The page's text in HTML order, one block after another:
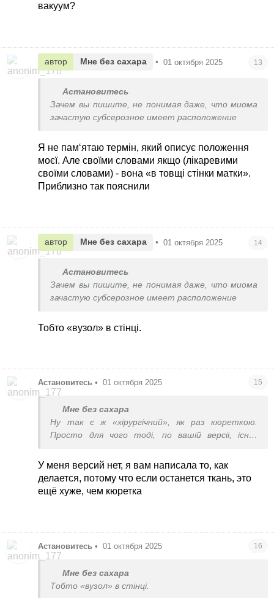
вакуум?
автор Мне без сахара • 01 октября 2025 13
Астановитесь
Зачем вы пишите, не понимая даже, что миома
зачастую субсерозное имеет расположение
Я не пам‘ятаю термін, який описує положення
моєї. Але своїми словами якщо (лікаревими
своїми словами) - вона «в товщі стінки матки».
Приблизно так пояснили
автор Мне без сахара • 01 октября 2025 14
Астановитесь
Зачем вы пишите, не понимая даже, что миома
зачастую субсерозное имеет расположение
Тобто «вузол» в стінці.
Астановитесь • 01 октября 2025 15
Мне без сахара
Ну так є ж «хірургічний», як раз кюреткою.
Просто для чого тоді, по вашій версіі, існує
У меня версий нет, я вам написала то, как
делается, потому что если останется ткань, это
ещё хуже, чем кюретка
Астановитесь • 01 октября 2025 16
Мне без сахара
Тобто «вузол» в стінці.